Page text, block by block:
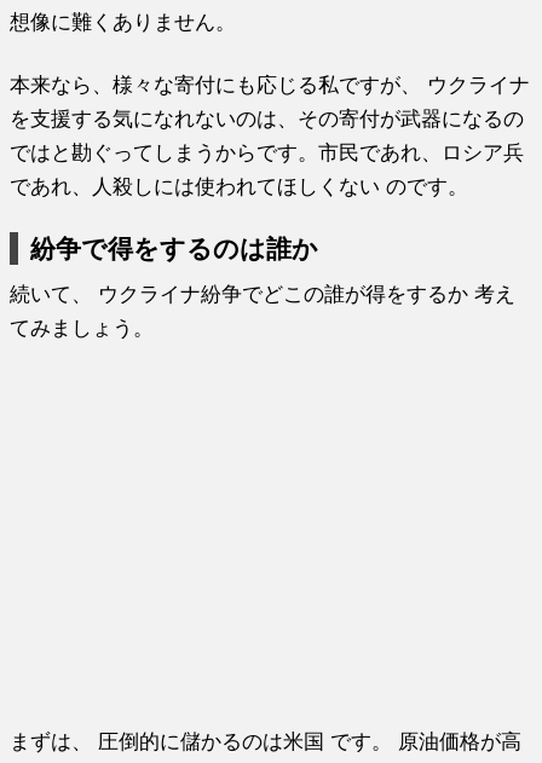
想像に難くありません。
本来なら、様々な寄付にも応じる私ですが、 ウクライナ
を支援する気になれないのは、その寄付が武器になるの
ではと勘ぐってしまうからです。市民であれ、ロシア兵
であれ、人殺しには使われてほしくない のです。
紛争で得をするのは誰か
続いて、 ウクライナ紛争でどこの誰が得をするか 考え
てみましょう。
まずは、 圧倒的に儲かるのは米国 です。 原油価格が高